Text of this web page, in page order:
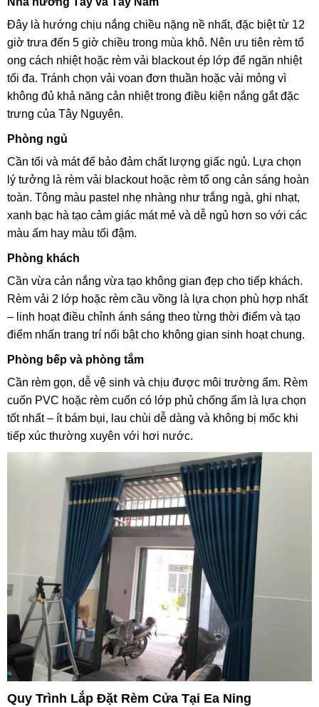
Đây là hướng chịu nắng chiều nặng nề nhất, đặc biệt từ 12
giờ trưa đến 5 giờ chiều trong mùa khô. Nên ưu tiên rèm tổ
ong cách nhiệt hoặc rèm vải blackout ép lớp để ngăn nhiệt
tối đa. Tránh chọn vải voan đơn thuần hoặc vải mỏng vì
không đủ khả năng cản nhiệt trong điều kiện nắng gắt đặc
trưng của Tây Nguyên.
Phòng ngủ
Cần tối và mát để bảo đảm chất lượng giấc ngủ. Lựa chọn
lý tưởng là rèm vải blackout hoặc rèm tổ ong cản sáng hoàn
toàn. Tông màu pastel nhẹ nhàng như trắng ngà, ghi nhạt,
xanh bạc hà tạo cảm giác mát mẻ và dễ ngủ hơn so với các
màu ấm hay màu tối đậm.
Phòng khách
Cần vừa cản nắng vừa tạo không gian đẹp cho tiếp khách.
Rèm vải 2 lớp hoặc rèm cầu vồng là lựa chọn phù hợp nhất
– linh hoạt điều chỉnh ánh sáng theo từng thời điểm và tạo
điểm nhấn trang trí nổi bật cho không gian sinh hoạt chung.
Phòng bếp và phòng tắm
Cần rèm gọn, dễ vệ sinh và chịu được môi trường ẩm. Rèm
cuốn PVC hoặc rèm cuốn có lớp phủ chống ẩm là lựa chọn
tốt nhất – ít bám bụi, lau chùi dễ dàng và không bị mốc khi
tiếp xúc thường xuyên với hơi nước.
Quy Trình Lắp Đặt Rèm Cửa Tại Ea Ning